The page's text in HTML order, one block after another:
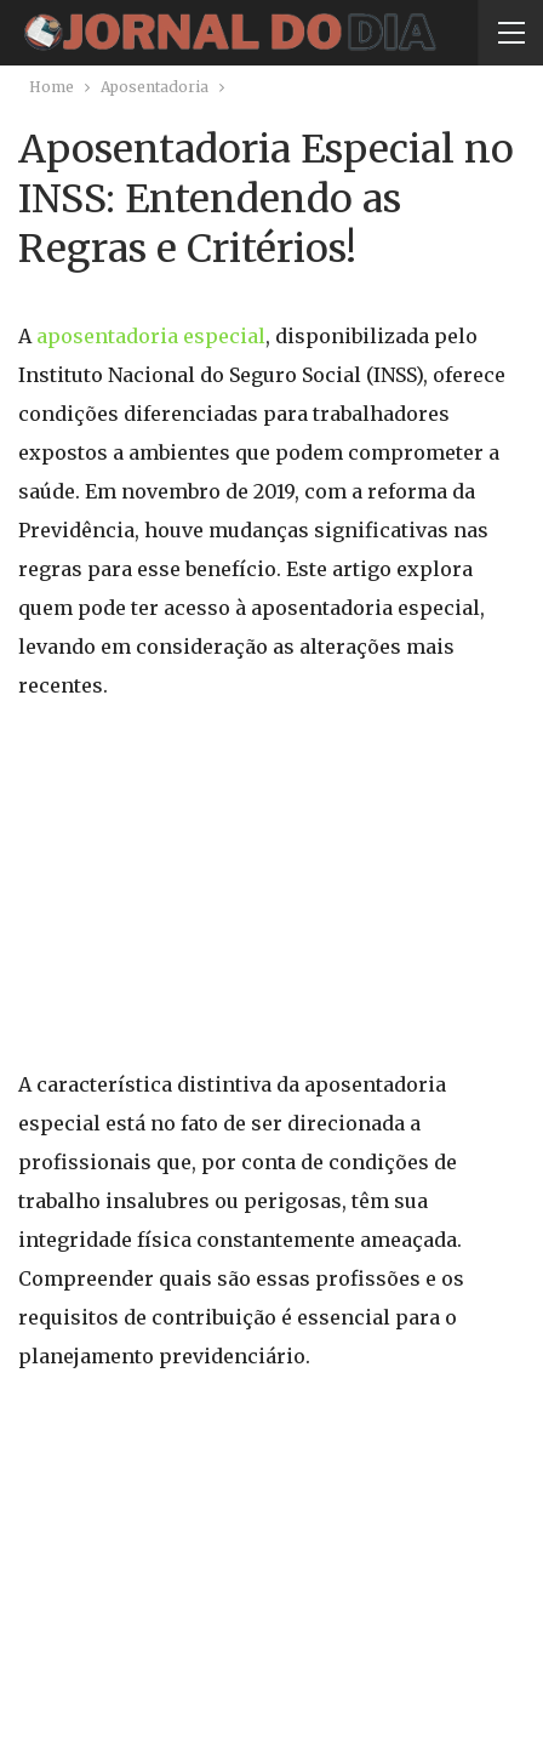
Home Aposentadoria
Aposentadoria Especial no
INSS: Entendendo as
Regras e Critérios!
A aposentadoria especial, disponibilizada pelo
Instituto Nacional do Seguro Social (INSS), oferece
condições diferenciadas para trabalhadores
expostos a ambientes que podem comprometer a
saúde. Em novembro de 2019, com a reforma da
Previdência, houve mudanças significativas nas
regras para esse benefício. Este artigo explora
quem pode ter acesso à aposentadoria especial,
levando em consideração as alterações mais
recentes.
A característica distintiva da aposentadoria
especial está no fato de ser direcionada a
profissionais que, por conta de condições de
trabalho insalubres ou perigosas, têm sua
integridade física constantemente ameaçada.
Compreender quais são essas profissões e os
requisitos de contribuição é essencial para o
planejamento previdenciário.